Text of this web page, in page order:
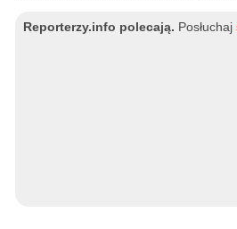
Reporterzy.info polecają. Posłuchaj